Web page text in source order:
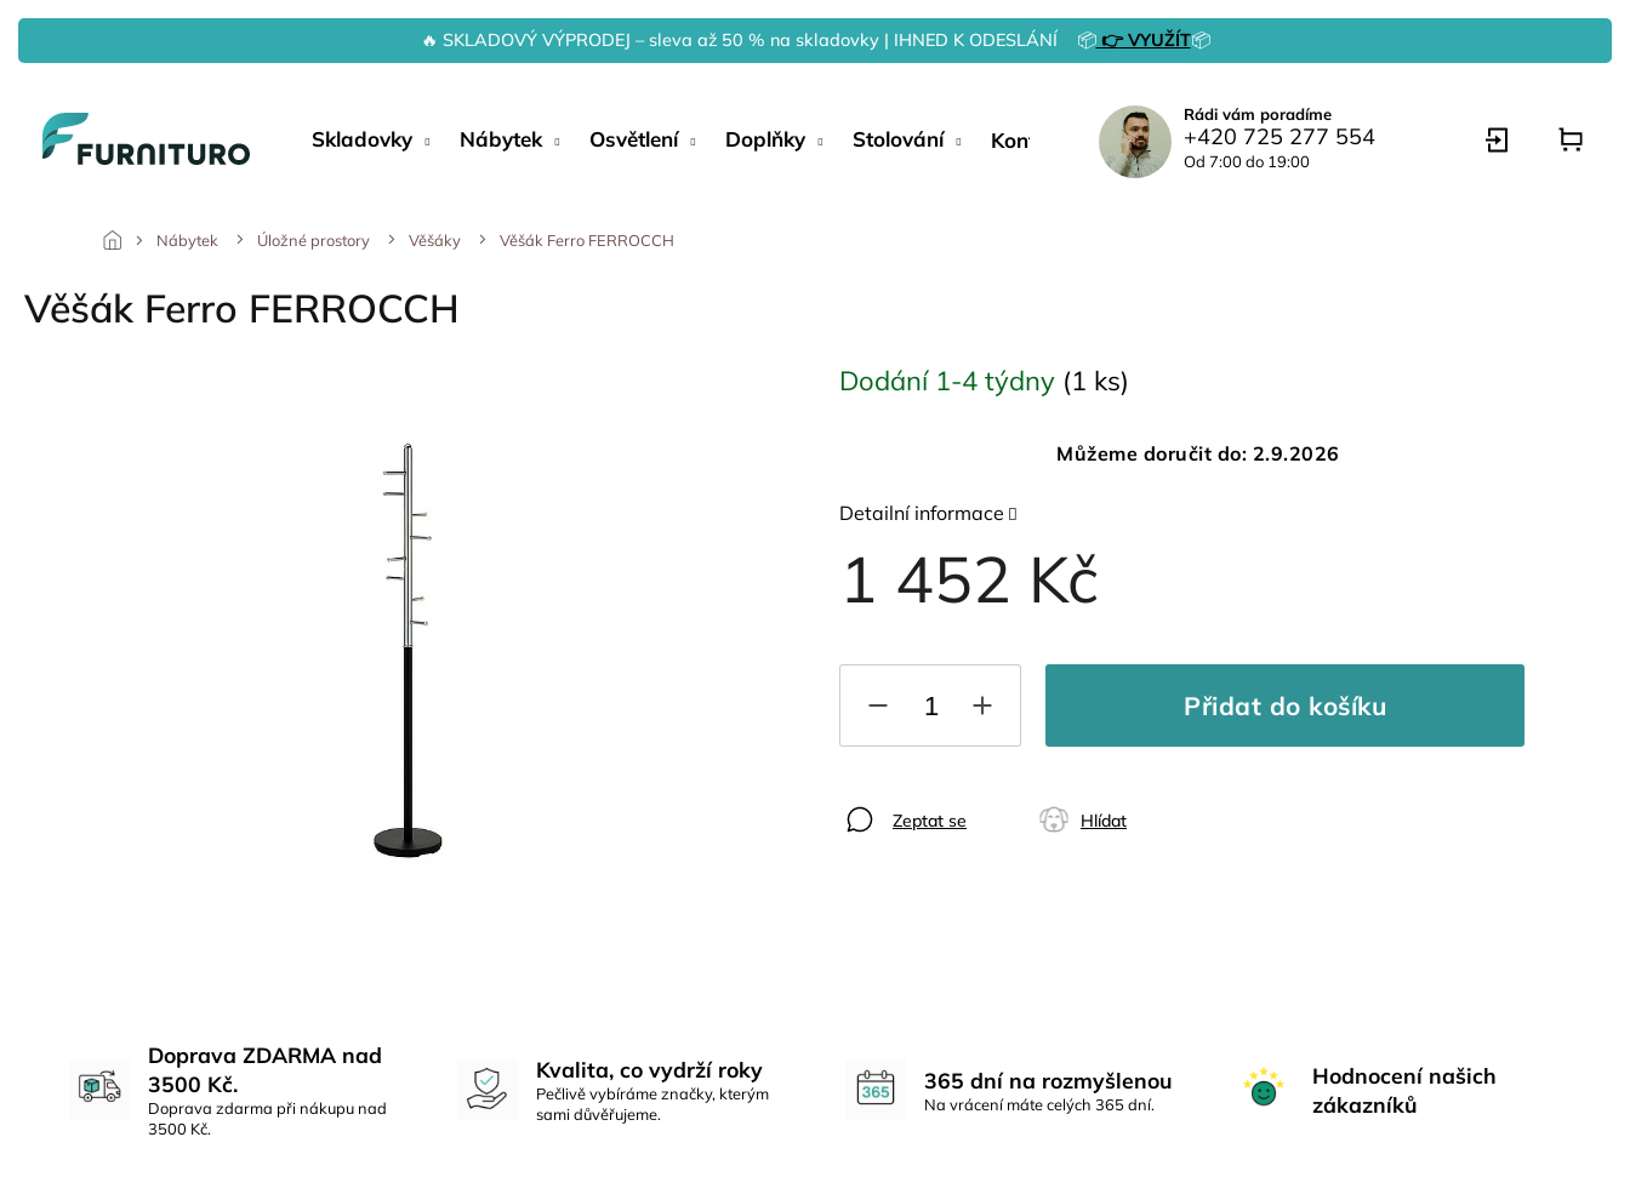
Přejít
obsah
🔥 SKLADOVÝ VÝPRODEJ – sleva až 50 % na skladovky | IHNED K ODESLÁNÍ 📦👉 VYUŽÍT📦
Skladovky Nábytek Osvětlení Doplňky Stolování Kontakty
Rádi vám poradíme
+420 725 277 554
Od 7:00 do 19:00
Nábytek Úložné prostory Věšáky Věšák Ferro FERROCCH
Věšák Ferro FERROCCH
1 452 Kč
Dodání 1-4 týdny (1 ks)
Můžeme doručit do: 2.9.2026
Přidat do košíku
Detailní informace
Zeptat se Hlídat
Doprava ZDARMA nad
3500 Kč.
Doprava zdarma při nákupu nad
3500 Kč.
Kvalita, co vydrží roky
Pečlivě vybíráme značky, kterým
sami důvěřujeme.
365 dní na rozmyšlenou
Na vrácení máte celých 365 dní.
Hodnocení našich
zákazníků